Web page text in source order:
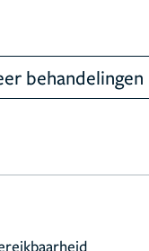
behandelingen